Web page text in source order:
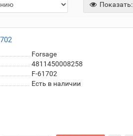
Показать:
Forsage
4811450008258
F-61702
Есть в наличии